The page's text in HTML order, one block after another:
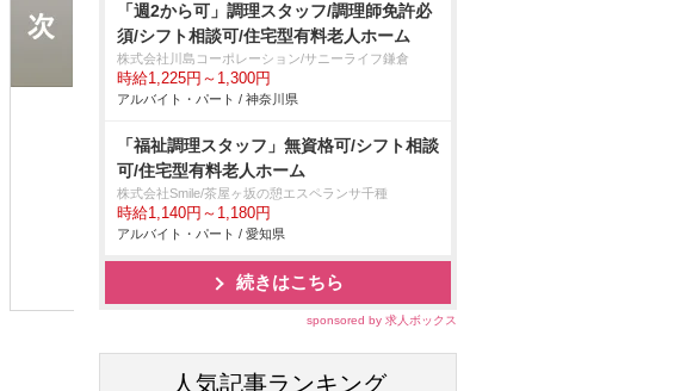
「週2から可」調理スタッフ/調理師免許必
須/シフト相談可/住宅型有料老人ホーム
株式会社川島コーポレーション/サニーライフ鎌倉
時給1,225円～1,300円
アルバイト・パート / 神奈川県
「福祉調理スタッフ」無資格可/シフト相談
可/住宅型有料老人ホーム
株式会社Smile/茶屋ヶ坂の憩エスペランサ千種
時給1,140円～1,180円
アルバイト・パート / 愛知県
続きはこちら
sponsored by 求人ボックス
人気記事ランキング